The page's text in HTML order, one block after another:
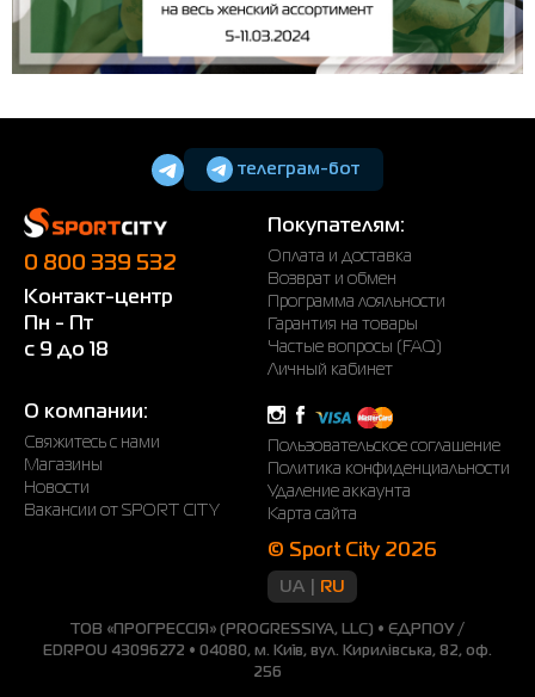
телеграм-бот
0 800 339 532
Контакт-центр
Пн - Пт
с 9 до 18
Покупателям:
Оплата и доставка
Возврат и обмен
Программа лояльности
Гарантия на товары
Частые вопросы (FAQ)
Личный кабинет
О компании:
Свяжитесь с нами
Магазины
Новости
Вакансии от SPORT CITY
Пользовательское соглашение
Политика конфиденциальности
Удаление аккаунта
Карта сайта
© Sport City 2026
UA RU
ТОВ «ПРОГРЕССІЯ» (PROGRESSIYA, LLC) • ЄДРПОУ /
EDRPOU 43096272 • 04080, м. Київ, вул. Кирилівська, 82, оф.
256